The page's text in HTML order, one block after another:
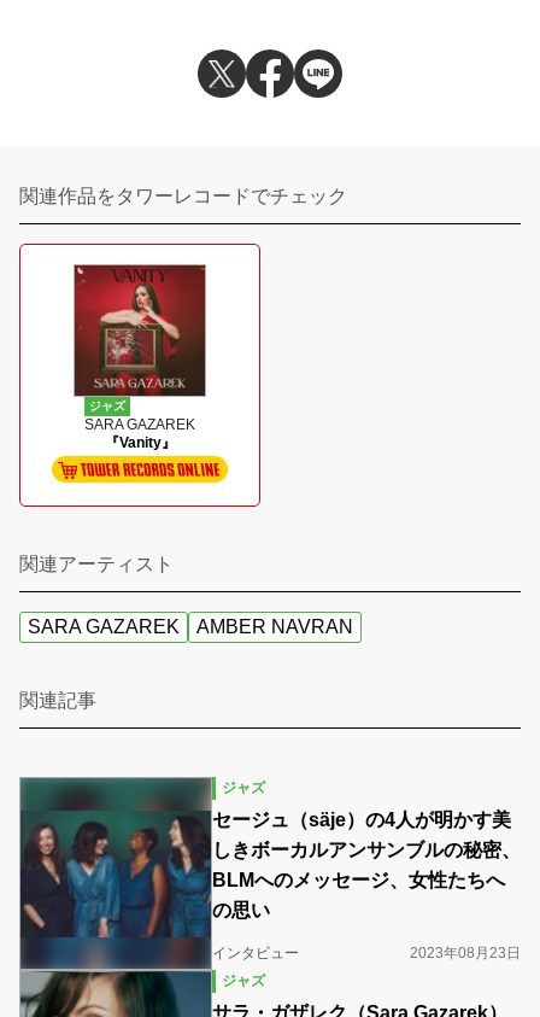
関連作品をタワーレコードでチェック
ジャズ
SARA GAZAREK
『Vanity』
関連アーティスト
SARA GAZAREK AMBER NAVRAN
関連記事
ジャズ
セージュ（säje）の4人が明かす美
しきボーカルアンサンブルの秘密、
BLMへのメッセージ、女性たちへ
の思い
インタビュー
2023年08月23日
ジャズ